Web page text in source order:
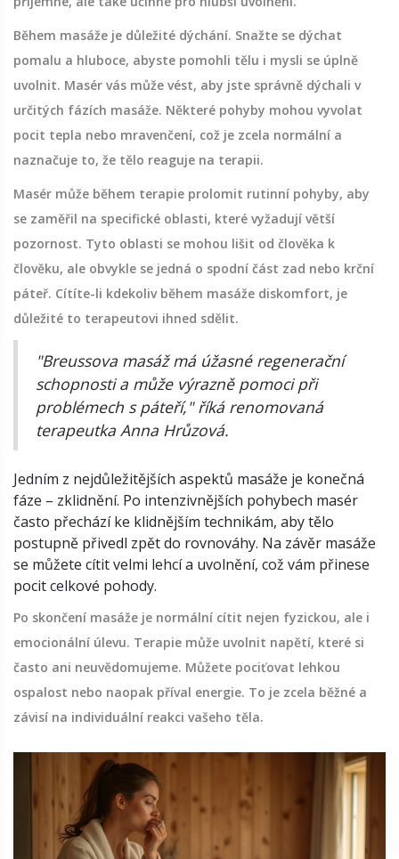
Během masáže je důležité dýchání. Snažte se dýchat
pomalu a hluboce, abyste pomohli tělu i mysli se úplně
uvolnit. Masér vás může vést, aby jste správně dýchali v
určitých fázích masáže. Některé pohyby mohou vyvolat
pocit tepla nebo mravenčení, což je zcela normální a
naznačuje to, že tělo reaguje na terapii.
Masér může během terapie prolomit rutinní pohyby, aby
se zaměřil na specifické oblasti, které vyžadují větší
pozornost. Tyto oblasti se mohou lišit od člověka k
člověku, ale obvykle se jedná o spodní část zad nebo krční
páteř. Cítíte-li kdekoliv během masáže diskomfort, je
důležité to terapeutovi ihned sdělit.
"Breussova masáž má úžasné regenerační
schopnosti a může výrazně pomoci při
problémech s páteří," říká renomovaná
terapeutka Anna Hrůzová.
Jedním z nejdůležitějších aspektů masáže je konečná
fáze – zklidnění. Po intenzivnějších pohybech masér
často přechází ke klidnějším technikám, aby tělo
postupně přivedl zpět do rovnováhy. Na závěr masáže
se můžete cítit velmi lehcí a uvolnění, což vám přinese
pocit celkové pohody.
Po skončení masáže je normální cítit nejen fyzickou, ale i
emocionální úlevu. Terapie může uvolnit napětí, které si
často ani neuvědomujeme. Můžete pociťovat lehkou
ospalost nebo naopak příval energie. To je zcela běžné a
závisí na individuální reakci vašeho těla.